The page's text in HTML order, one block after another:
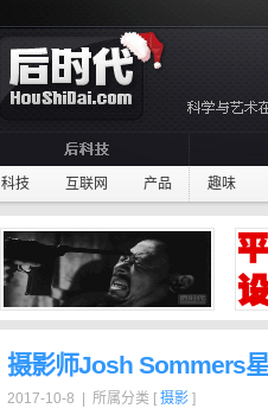
科技 互联网 产品 趣味
摄影师Josh Sommers
2017-10-8 | 所属分类 [ 摄影 ]